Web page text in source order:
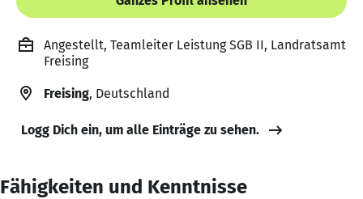
Angestellt, Teamleiter Leistung SGB II, Landratsamt
Freising
Freising, Deutschland
Logg Dich ein, um alle Einträge zu sehen.
Fähigkeiten und Kenntnisse